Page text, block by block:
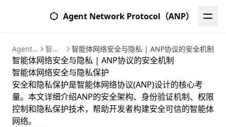
Agent Network Protocol（ANP）
Agent Network Protocol (ANP) | 智能体网络协议完整指南 智能体网络 | 基于ANP的多智能体系统架构 智能体网络安全与隐私 | ANP协议的安全机制
智能体网络安全与隐私 | ANP协议的安全机制
智能体网络安全与隐私保护
安全和隐私保护是智能体网络协议(ANP)设计的核心考
量。本文详细介绍ANP的安全架构、身份验证机制、权限
控制和隐私保护技术，帮助开发者构建安全可信的智能体
网络。